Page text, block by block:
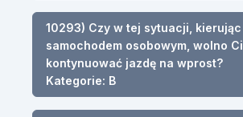
10293) Czy w tej sytuacji, kierując
samochodem osobowym, wolno Ci
kontynuować jazdę na wprost?
Kategorie: B